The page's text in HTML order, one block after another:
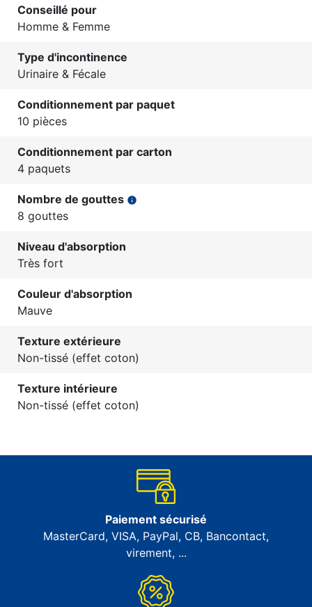
Conseillé pour
Homme & Femme
Type d'incontinence
Urinaire & Fécale
Conditionnement par paquet
10 pièces
Conditionnement par carton
4 paquets
Nombre de gouttes info
8 gouttes
Niveau d'absorption
Très fort
Couleur d'absorption
Mauve
Texture extérieure
Non-tissé (effet coton)
Texture intérieure
Non-tissé (effet coton)
Paiement sécurisé
MasterCard, VISA, PayPal, CB, Bancontact,
virement, ...